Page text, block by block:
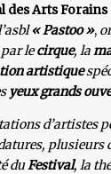
des Arts Forains
« Pastoo »,
par lecirque, la
artistique
yeux grands
d’artistes
plusieurs
duFestival, la